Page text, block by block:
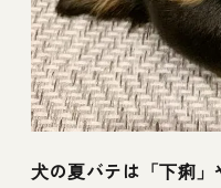
犬の夏バテは「下痢